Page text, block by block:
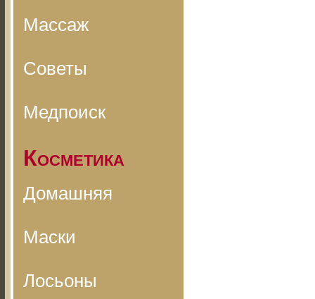
Массаж
Советы
Медпоиск
Косметика
Домашняя
Маски
Лосьоны